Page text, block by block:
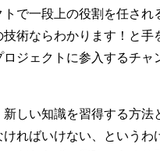
で一段上の役割を任され
術ならわかります！と手
ジェクトに参入するチャ
新しい知識を習得する方
ればいけない、というわ